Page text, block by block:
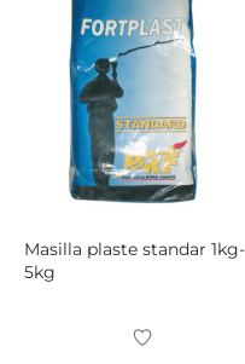
Masilla plaste standar 1kg-
5kg